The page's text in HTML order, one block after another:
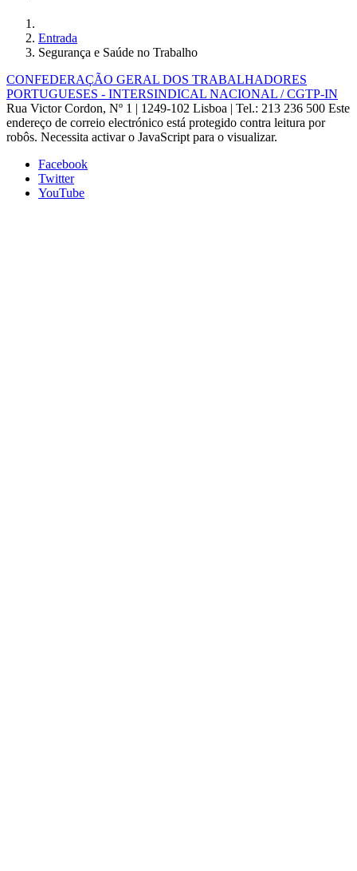
Entrada
Segurança e Saúde no Trabalho
CONFEDERAÇÃO GERAL DOS TRABALHADORES
PORTUGUESES - INTERSINDICAL NACIONAL / CGTP-IN
Rua Victor Cordon, Nº 1 | 1249-102 Lisboa | Tel.: 213 236 500 Este
endereço de correio electrónico está protegido contra leitura por
robôs. Necessita activar o JavaScript para o visualizar.
Facebook
Twitter
YouTube